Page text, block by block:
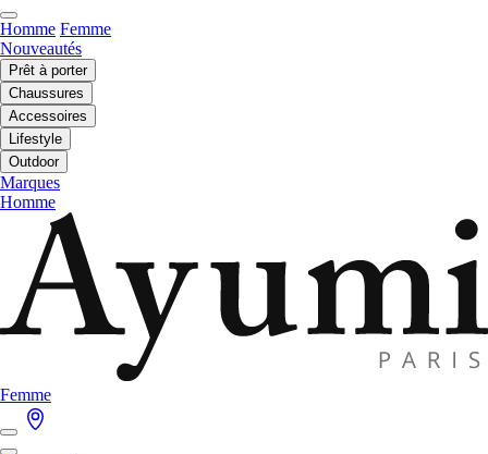
Homme Femme
Nouveautés
Prêt à porter
Chaussures
Accessoires
Lifestyle
Outdoor
Marques
Homme
Femme